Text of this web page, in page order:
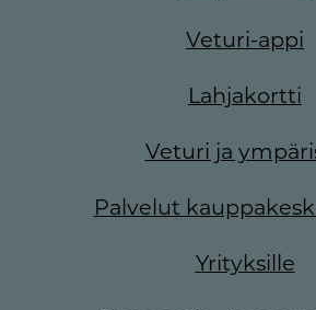
Veturi-appi
Lahjakortti
Veturi ja
Palvelut
Yrityksille